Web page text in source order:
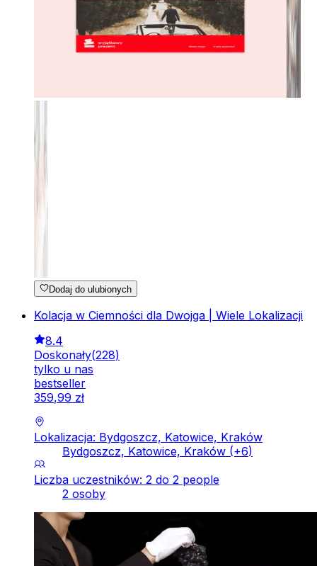
Dodaj do ulubionych
Kolacja w Ciemności dla Dwojga | Wiele Lokalizacji
8.4
Doskonały(228)
tylko u nas
bestseller
359,99 zł
Lokalizacja: Bydgoszcz, Katowice, Kraków
Bydgoszcz, Katowice, Kraków (+6)
Liczba uczestników: 2 do 2 people
2 osoby